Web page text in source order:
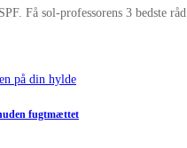
Få sol-professorens 3 bedste råd
fugtmættet